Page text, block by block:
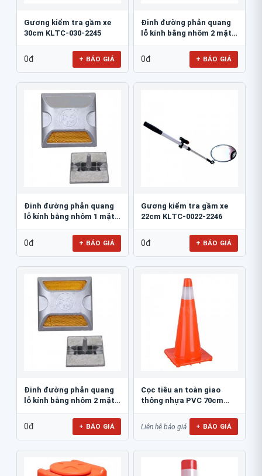
Gương kiểm tra gầm xe
30cm KLTC-030-2245
0đ + BÁO GIÁ
Đinh đường phản quang
lỗ kính bằng nhôm 2 mặt
0đ + BÁO GIÁ
Đinh đường phản quang
lỗ kính bằng nhôm 1 mặt
0đ + BÁO GIÁ
Gương kiểm tra gầm xe
22cm KLTC-0022-2246
0đ + BÁO GIÁ
Đinh đường phản quang
lỗ kính bằng nhôm 2 mặt
0đ + BÁO GIÁ
Cọc tiêu an toàn giao
thông nhựa PVC 70cm
Liên hệ báo giá + BÁO GIÁ